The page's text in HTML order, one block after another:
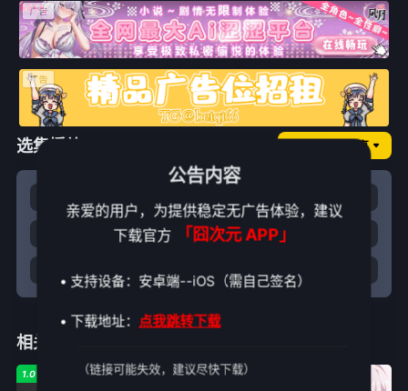
选集播放 囧次元NO.纯享
6 7
相关推荐
1.0 1.0
公告内容
亲爱的用户，为提供稳定无广告体验，建议
下载官方
「囧次元 APP」
• 支持设备：安卓端--iOS（需自己签名）
• 下载地址： 点我跳转下载
（链接可能失效，建议尽快下载）